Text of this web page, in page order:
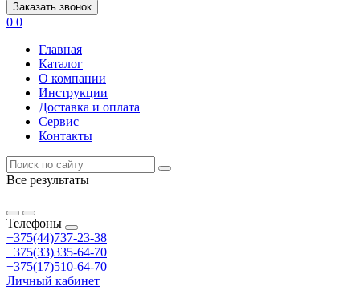
Заказать звонок
0 0
Главная
Каталог
О компании
Инструкции
Доставка и оплата
Сервис
Контакты
Все результаты
Телефоны
+375(44)737-23-38
+375(33)335-64-70
+375(17)510-64-70
Личный кабинет